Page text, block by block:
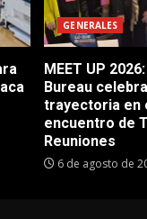
GENERALES
MEET UP
Bureau
trayectoria en
encuentro de
Reuniones
6 de agosto de